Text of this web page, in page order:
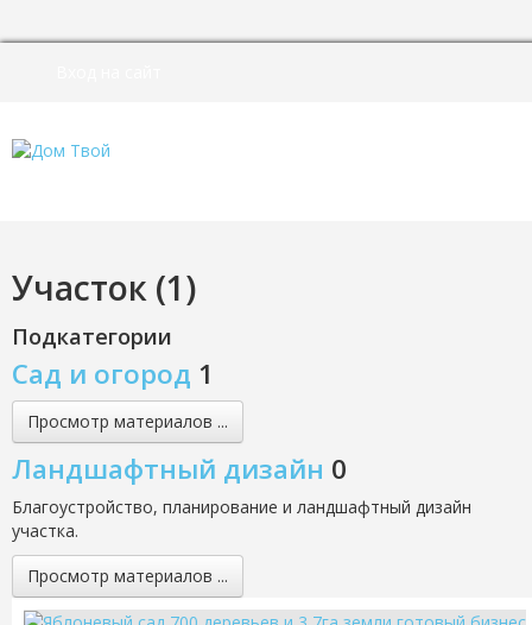
Участок (1)
Подкатегории
Сад и огород 1
Просмотр материалов ...
Ландшафтный дизайн 0
Благоустройство, планирование и ландшафтный дизайн
участка.
Просмотр материалов ...